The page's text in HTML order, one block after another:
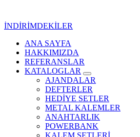
İNDİRİMDEKİLER
Kurumsal Promosyon-Hediyelik
ANA SAYFA
HAKKIMIZDA
REFERANSLAR
KATALOGLAR
AJANDALAR
DEFTERLER
HEDİYE SETLER
METAL KALEMLER
ANAHTARLIK
POWERBANK
KALEM SETLERİ